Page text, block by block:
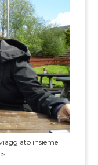
insieme